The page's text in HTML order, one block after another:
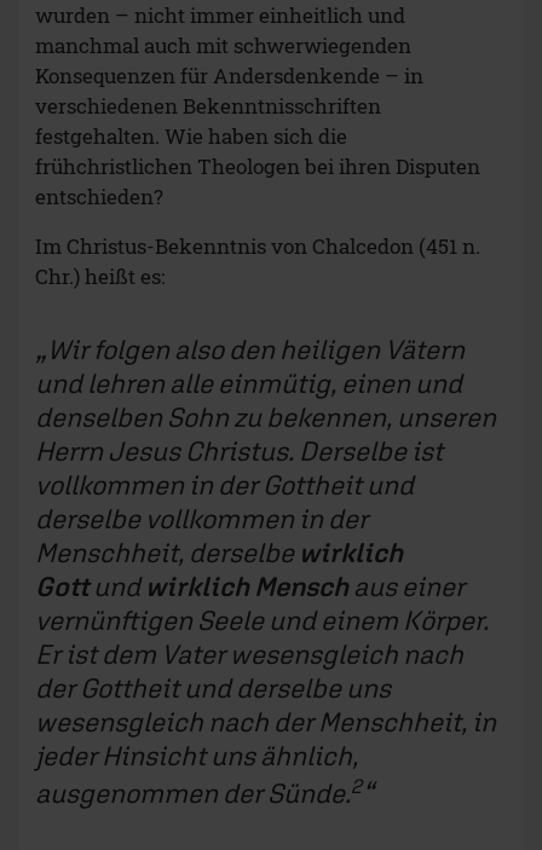
wurden – nicht immer einheitlich und
manchmal auch mit schwerwiegenden
Konsequenzen für Andersdenkende – in
verschiedenen Bekenntnisschriften
festgehalten. Wie haben sich die
frühchristlichen Theologen bei ihren Disputen
entschieden?
Im Christus-Bekenntnis von Chalcedon (451 n.
Chr.) heißt es:
Wir folgen also den heiligen Vätern
und lehren alle einmütig, einen und
denselben Sohn zu bekennen, unseren
Herrn Jesus Christus. Derselbe ist
vollkommen in der Gottheit und
derselbe vollkommen in der
Menschheit, derselbe wirklich
Gottundwirklich Menschaus einer
vernünftigen Seele und einem Körper.
Er ist dem Vater wesensgleich nach
der Gottheit und derselbe uns
wesensgleich nach der Menschheit, in
jeder Hinsicht uns ähnlich,
ausgenommen der Sünde.2